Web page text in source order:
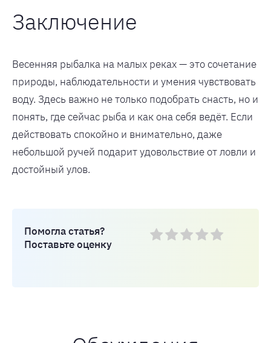
Заключение
Весенняя рыбалка на малых реках — это сочетание
природы, наблюдательности и умения чувствовать
воду. Здесь важно не только подобрать снасть, но и
понять, где сейчас рыба и как она себя ведёт. Если
действовать спокойно и внимательно, даже
небольшой ручей подарит удовольствие от ловли и
достойный улов.
Помогла статья?
Поставьте оценку